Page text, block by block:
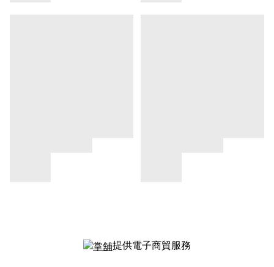
提供電子商貿服務